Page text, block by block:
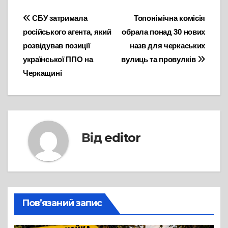
Навігація
записів
Топонімічна комісія
обрала понад 30 нових
назв для черкаських
вулиць та провулків
СБУ затримала
російського агента, який
розвідував позиції
української ППО на
Черкащині
Від editor
Пов’язаний запис